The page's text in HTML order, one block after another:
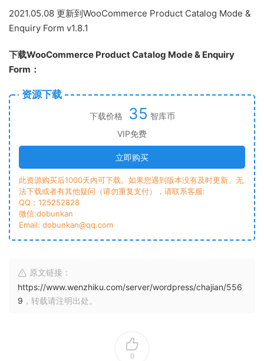
2021.05.08 更新到WooCommerce Product Catalog Mode &
Enquiry Form v1.8.1
下载WooCommerce Product Catalog Mode & Enquiry
Form：
资源下载
下载价格 35 智库币
VIP免费
立即购买
此资源购买后1000天内可下载。如果您遇到版本没有及时更新、无
法下载或者有其他疑问（请勿重复支付），请联系客服:
QQ：125252828
微信:dobunkan
Email: dobunkan@qq.com
原文链接：
https://www.wenzhiku.com/server/wordpress/chajian/556
9 ，转载请注明出处。
0